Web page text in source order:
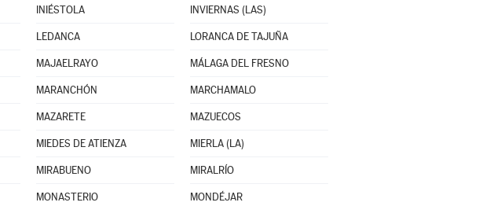
INIÉSTOLA INVIERNAS (LAS)
LEDANCA LORANCA DE TAJUÑA
MAJAELRAYO MÁLAGA DEL FRESNO
MARANCHÓN MARCHAMALO
MAZARETE MAZUECOS
MIEDES DE ATIENZA MIERLA (LA)
MIRABUENO MIRALRÍO
MONASTERIO MONDÉJAR